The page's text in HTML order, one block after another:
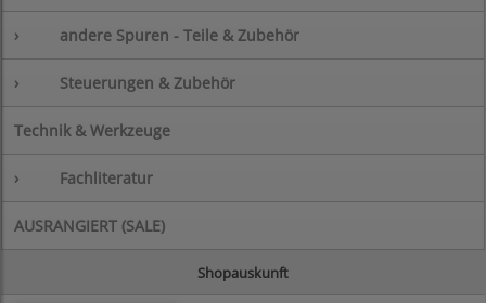
› andere Spuren - Teile & Zubehör
› Steuerungen & Zubehör
Technik & Werkzeuge
› Fachliteratur
AUSRANGIERT (SALE)
Shopauskunft